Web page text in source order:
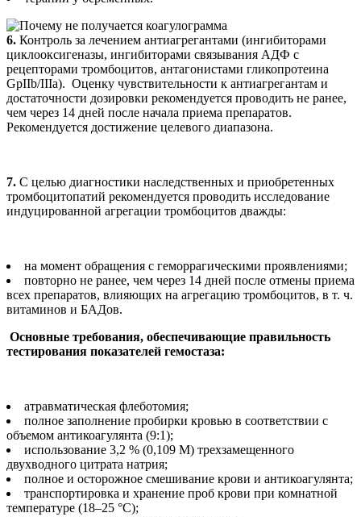
6. Контроль за лечением антиагрегантами (ингибиторами
циклооксигеназы, ингибиторами связывания АДФ с
рецепторами тромбоцитов, антагонистами гликопротеина
GpIIb/IIIa). Оценку чувствительности к антиагрегантам и
достаточности дозировки рекомендуется проводить не ранее,
чем через 14 дней после начала приема препаратов.
Рекомендуется достижение целевого диапазона.
7. С целью диагностики наследственных и приобретенных
тромбоцитопатий рекомендуется проводить исследование
индуцированной агрегации тромбоцитов дважды:
на момент обращения с геморрагическими проявлениями;
повторно не ранее, чем через 14 дней после отмены приема
всех препаратов, влияющих на агрегацию тромбоцитов, в т. ч.
витаминов и БАДов.
Основные требования, обеспечивающие правильность
тестирования показателей гемостаза:
атравматическая флеботомия;
полное заполнение пробирки кровью в соответствии с
объемом антикоагулянта (9:1);
использование 3,2 % (0,109 М) трехзамещенного
двухводного цитрата натрия;
полное и осторожное смешивание крови и антикоагулянта;
транспортировка и хранение проб крови при комнатной
температуре (18–25 °С);